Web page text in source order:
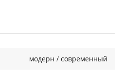
модерн / современный